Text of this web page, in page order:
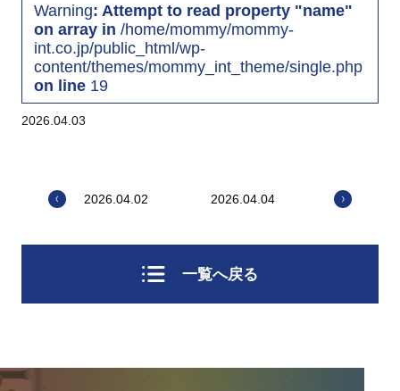
Warning: Attempt to read property "name"
on array in /home/mommy/mommy-
int.co.jp/public_html/wp-
content/themes/mommy_int_theme/single.php
on line 19
2026.04.03
2026.04.02 2026.04.04
一覧へ戻る